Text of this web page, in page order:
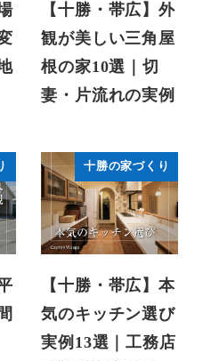
【十勝・帯広】外
観が美しい三角屋
根の家10選｜切
妻・片流れの実例
十勝の家づくり
【十勝・帯広】本
気のキッチン選び
実例13選｜工務店